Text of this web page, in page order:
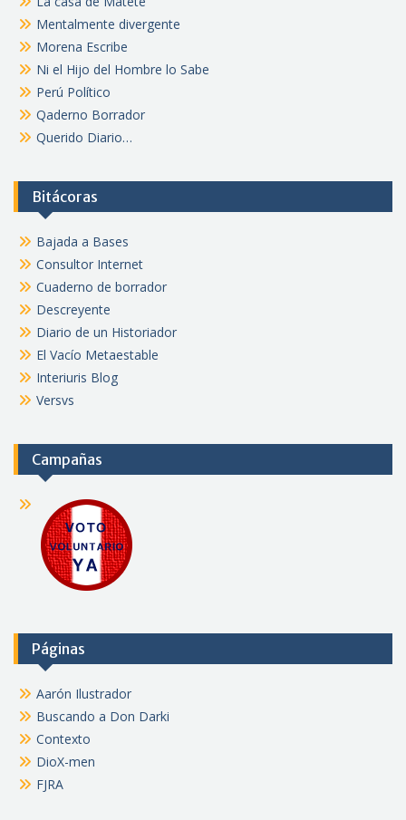
Mentalmente divergente
Morena Escribe
Ni el Hijo del Hombre lo Sabe
Perú Político
Qaderno Borrador
Querido Diario…
Bitácoras
Bajada a Bases
Consultor Internet
Cuaderno de borrador
Descreyente
Diario de un Historiador
El Vacío Metaestable
Interiuris Blog
Versvs
Campañas
Páginas
Aarón Ilustrador
Buscando a Don Darki
Contexto
DioX-men
FJRA